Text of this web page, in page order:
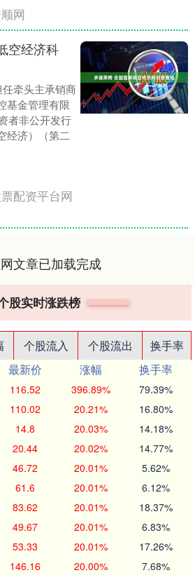
网
空经济科
牵头主承销商
基金管理有限
者非公开发行
经济）（第二
配资平台网
文章已加载完成
股实时涨跌榜
个股流入 个股流出
换手率
最新价 涨幅
换手率
116.52 396.89% 79.39%
110.02 20.21% 16.80%
14.8 20.03% 14.18%
20.44 20.02% 14.77%
46.72 20.01% 5.62%
61.6 20.01% 6.12%
83.62 20.01% 18.37%
49.67 20.01% 6.83%
53.33 20.01% 17.26%
146.16 20.00% 7.68%